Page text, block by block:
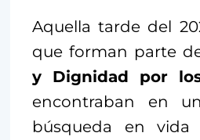
Aquella tarde del
que forman parte
y Dignidad por
encontraban en
búsqueda en vida